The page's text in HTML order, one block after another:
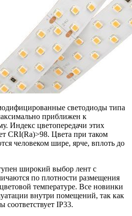
светодиоды типа
приближен к
Индекс цветопередачи этих
CRI(Ra)>98. Цвета при таком
человеком шире, ярче, вплоть до
широкий выбор лент с
по плотности размещения
температуре. Все новинки
внутри помещений, так как
соответствует IP33.